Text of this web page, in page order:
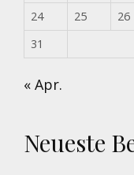
24
25 26
31
« Apr.
Neueste